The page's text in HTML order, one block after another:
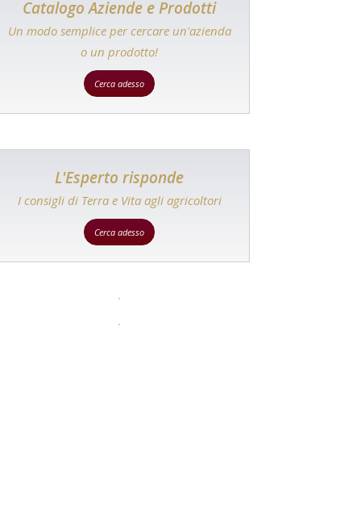
Catalogo Aziende e Prodotti
Un modo semplice per cercare un'azienda
o un prodotto!
Cerca adesso
L'Esperto risponde
I consigli di Terra e Vita agli agricoltori
Cerca adesso